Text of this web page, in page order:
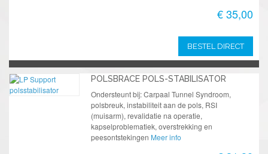
€ 35,00
BESTEL DIRECT
POLSBRACE POLS-STABILISATOR
Ondersteunt bij: Carpaal Tunnel Syndroom,
polsbreuk, instabiliteit aan de pols, RSI
(muisarm), revalidatie na operatie,
kapselproblematiek, overstrekking en
peesontstekingen Meer info